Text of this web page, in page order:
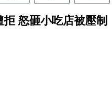
怒砸小吃店被壓制